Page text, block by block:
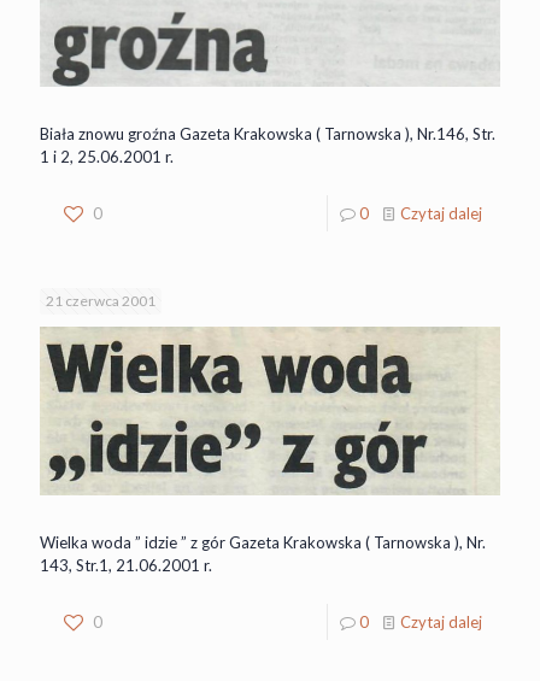
Biała znowu groźna Gazeta Krakowska ( Tarnowska ), Nr.146, Str.
1 i 2, 25.06.2001 r.
0 0 Czytaj dalej
21 czerwca 2001
Wielka woda ” idzie ” z gór Gazeta Krakowska ( Tarnowska ), Nr.
143, Str.1, 21.06.2001 r.
0 0 Czytaj dalej